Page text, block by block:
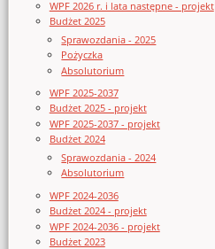
WPF 2026 r. i lata następne - projekt
Budżet 2025
Sprawozdania - 2025
Pożyczka
Absolutorium
WPF 2025-2037
Budżet 2025 - projekt
WPF 2025-2037 - projekt
Budżet 2024
Sprawozdania - 2024
Absolutorium
WPF 2024-2036
Budżet 2024 - projekt
WPF 2024-2036 - projekt
Budżet 2023